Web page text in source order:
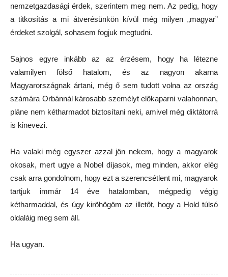
nemzetgazdasági érdek, szerintem meg nem. Az pedig, hogy
a titkosítás a mi átverésünkön kívül még milyen „magyar”
érdeket szolgál, sohasem fogjuk megtudni.
Sajnos egyre inkább az az érzésem, hogy ha létezne
valamilyen fölső hatalom, és az nagyon akarna
Magyarországnak ártani, még ő sem tudott volna az ország
számára Orbánnál károsabb személyt előkaparni valahonnan,
pláne nem kétharmadot biztosítani neki, amivel még diktátorrá
is kinevezi.
Ha valaki még egyszer azzal jön nekem, hogy a magyarok
okosak, mert ugye a Nobel díjasok, meg minden, akkor elég
csak arra gondolnom, hogy ezt a szerencsétlent mi, magyarok
tartjuk immár 14 éve hatalomban, mégpedig végig
kétharmaddal, és úgy kiröhögöm az illetőt, hogy a Hold túlsó
oldaláig meg sem áll.
Ha ugyan.